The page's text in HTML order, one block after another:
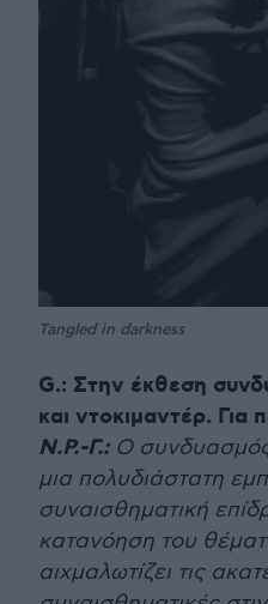
Tangled in darkness
G.: Στην έκθεση
και ντοκιμαντέρ. Για
Ν.Ρ.-Γ.:Ο συνδυασμός
μια πολυδιάστατη
συναισθηματική
κατανόηση του
αιχμαλωτίζει τις